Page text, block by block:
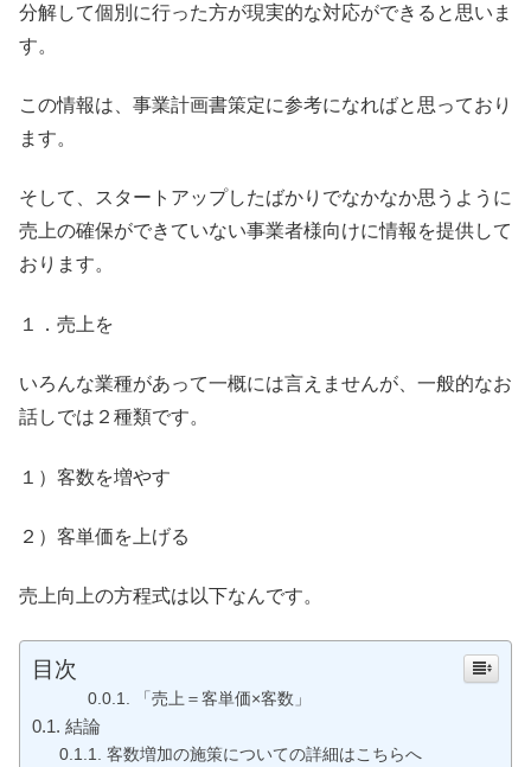
分解して個別に行った方が現実的な対応ができると思いま
す。
この情報は、事業計画書策定に参考になればと思っており
ます。
そして、スタートアップしたばかりでなかなか思うように
売上の確保ができていない事業者様向けに情報を提供して
おります。
１．売上を
いろんな業種があって一概には言えませんが、一般的なお
話しでは２種類です。
１）客数を増やす
２）客単価を上げる
売上向上の方程式は以下なんです。
目次
「売上＝客単価×客数」
結論
客数増加の施策についての詳細はこちらへ